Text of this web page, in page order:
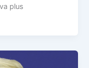
plus